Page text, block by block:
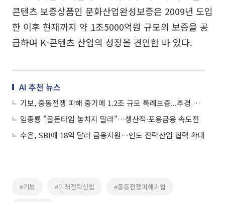
콘텐츠 보증상품인 문화산업완성보증은 2009년 도입
한 이후 현재까지 약 1조5000억원 규모의 보증을 공
급하며 K-콘텐츠 산업의 성장을 견인한 바 있다.
AI 추천 뉴스
기보, 중동전쟁 피해 중기에 1.2조 규모 특례보증...추경 신속집행 현장 점검
임종룡 "골든타임 놓치지 말라"…생산적·포용금융 속도전
수은, SBI에 18억 달러 금융지원…인도 전략산업 협력 확대
#기보 #미래전략산업 #중동전쟁피해기업